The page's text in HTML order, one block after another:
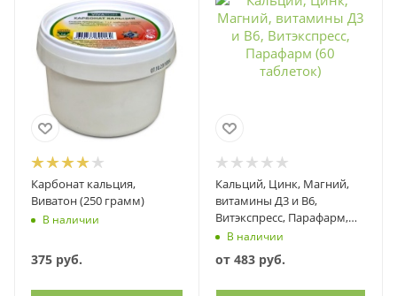
Карбонат кальция,
Виватон (250 грамм)
В наличии
375 руб.
Кальций, Цинк, Магний,
витамины Д3 и В6,
Витэкспресс, Парафарм,
таблетки
В наличии
от 483 руб.